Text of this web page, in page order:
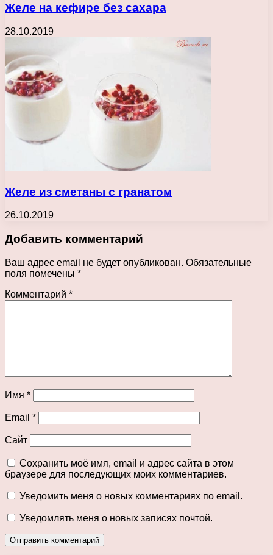
Желе на кефире без сахара
28.10.2019
Желе из сметаны с гранатом
26.10.2019
Добавить комментарий
Ваш адрес email не будет опубликован. Обязательные
поля помечены *
Комментарий *
Имя *
Email *
Сайт
Сохранить моё имя, email и адрес сайта в этом
браузере для последующих моих комментариев.
Уведомить меня о новых комментариях по email.
Уведомлять меня о новых записях почтой.